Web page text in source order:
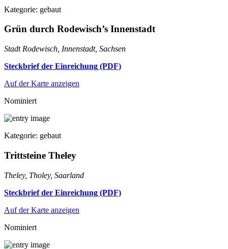
Kategorie: gebaut
Grün durch Rodewisch’s Innenstadt
Stadt Rodewisch, Innenstadt, Sachsen
Steckbrief der Einreichung (PDF)
Auf der Karte anzeigen
Nominiert
Kategorie: gebaut
Trittsteine Theley
Theley, Tholey, Saarland
Steckbrief der Einreichung (PDF)
Auf der Karte anzeigen
Nominiert